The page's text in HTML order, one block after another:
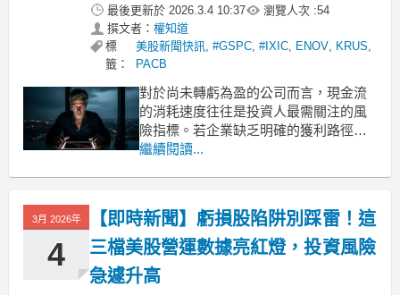
最後更新於 2026.3.4 10:37 瀏覽人次 :54
撰文者： 權知道
標
籤：
美股新聞快訊,#GSPC,#IXIC, ENOV, KRUS,
PACB
對於尚未轉虧為盈的公司而言，現金流
的消耗速度往往是投資人最需關注的風
險指標。若企業缺乏明確的獲利路徑，
極可能面臨資金耗盡的困境，或被迫透
景，但在當前的市場環境下，投資人應
更審慎檢視財務體質。根據最新的市場
分析與財務數據，以下三檔美股
繼續閱讀...
3月 2026年
4
【即時新聞】虧損股陷阱別踩雷！這
三檔美股營運數據亮紅燈，投資風險
急遽升高